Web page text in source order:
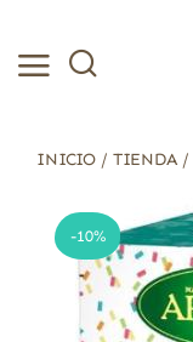
contenido
INICIO / TIENDA/
-10%